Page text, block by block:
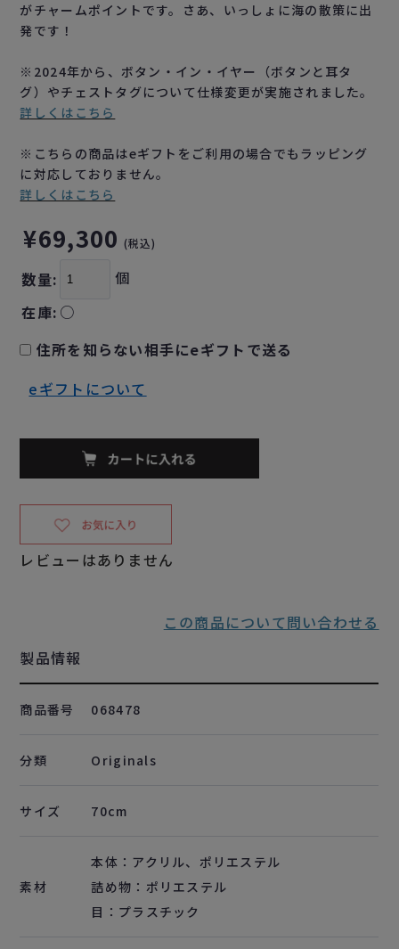
がチャームポイントです。さあ、いっしょに海の散策に出
発です！
※2024年から、ボタン・イン・イヤー（ボタンと耳タ
グ）やチェストタグについて仕様変更が実施されました。
詳しくはこちら
※こちらの商品はeギフトをご利用の場合でもラッピング
に対応しておりません。
詳しくはこちら
¥69,300 (税込)
数量:
個
在庫: ○
住所を知らない相手にeギフトで送る
eギフトについて
レビューはありません
この商品について問い合わせる
製品情報
商品番号 068478
分類 Originals
サイズ 70cm
素材
本体：アクリル、ポリエステル
詰め物：ポリエステル
目：プラスチック